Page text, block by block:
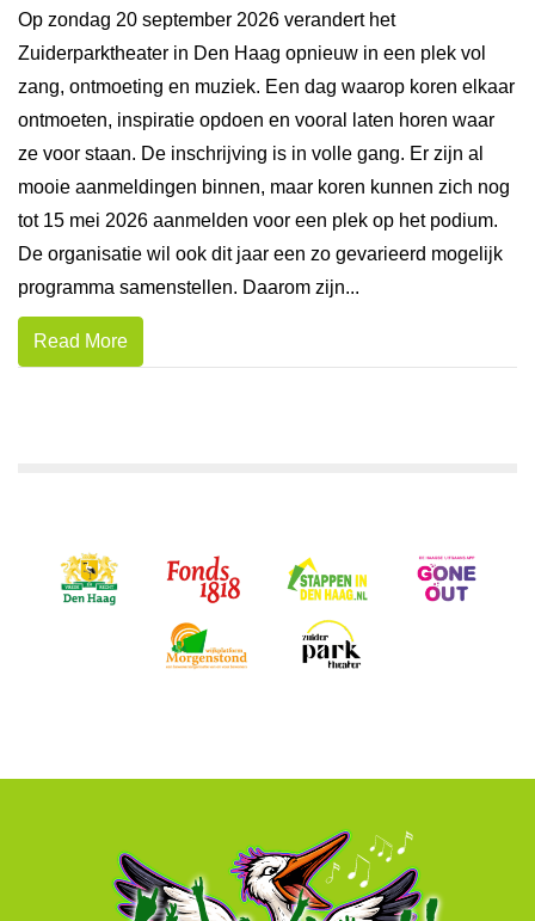
Op zondag 20 september 2026 verandert het
Zuiderparktheater in Den Haag opnieuw in een plek vol
zang, ontmoeting en muziek. Een dag waarop koren elkaar
ontmoeten, inspiratie opdoen en vooral laten horen waar
ze voor staan. De inschrijving is in volle gang. Er zijn al
mooie aanmeldingen binnen, maar koren kunnen zich nog
tot 15 mei 2026 aanmelden voor een plek op het podium.
De organisatie wil ook dit jaar een zo gevarieerd mogelijk
programma samenstellen. Daarom zijn...
Read More